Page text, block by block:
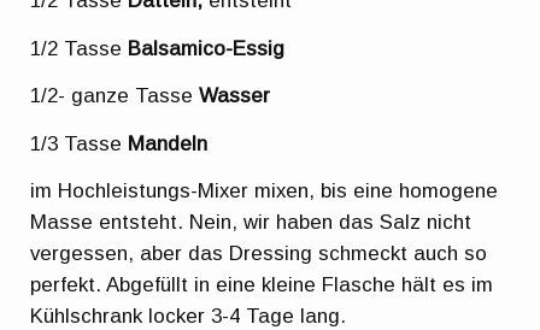
1/2 Tasse Balsamico-Essig
1/2- ganze TasseWasser
1/3 Tasse Mandeln
im Hochleistungs-Mixer mixen, bis eine homogene
Masse entsteht. Nein, wir haben das Salz nicht
vergessen, aber das Dressing schmeckt auch so
perfekt. Abgefüllt in eine kleine Flasche hält es im
Kühlschrank locker 3-4 Tage lang.